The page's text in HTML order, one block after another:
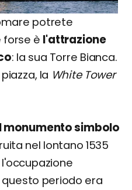
potrete
forse è l'attrazione
: la sua Torre Bianca.
la White Tower
monumento simbolo
nel lontano 1535
periodo era